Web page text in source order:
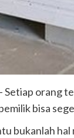
Setiap orang
bisa
bukanlah